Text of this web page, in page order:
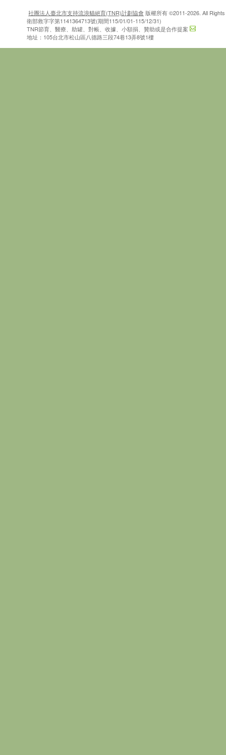
社團法人臺北市支持流浪貓絕育(TNR)計劃協會 版權所有 ©2011-2026. All
衛部救字字第1141364713號(期間115/01/01-115/12/31)
TNR節育、醫療、助罐、對帳、收據、小額捐、贊助或是合作提案
地址：105台北市松山區八德路三段74巷13弄8號1樓